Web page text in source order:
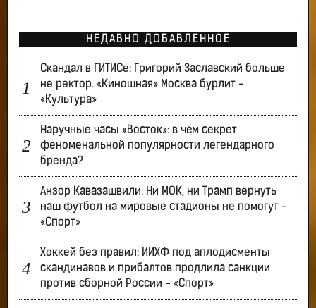
НЕДАВНО ДОБАВЛЕННОЕ
Скандал в ГИТИСе: Григорий Заславский больше
не ректор. «Киношная» Москва бурлит -
«Культура»
Наручные часы «Восток»: в чём секрет
феноменальной популярности легендарного
бренда?
Анзор Кавазашвили: Ни МОК, ни Трамп вернуть
наш футбол на мировые стадионы не помогут -
«Спорт»
Хоккей без правил: ИИХФ под аплодисменты
скандинавов и прибалтов продлила санкции
против сборной России - «Спорт»